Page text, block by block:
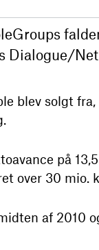
Dialogue/
blev solgt
på
over 30 mio.
af 2010